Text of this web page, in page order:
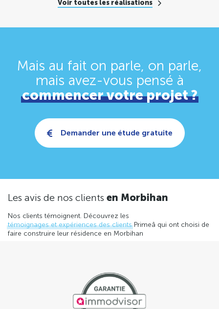
Voir toutes les réalisations
Mais au fait on parle, on parle,
mais avez-vous pensé à
commencer votre projet ?
Demander une étude gratuite
Les avis de nos clients en Morbihan
Nos clients témoignent. Découvrez les
témoignages et expériences des clientsPrimeâ qui ont choisi de
faire construire leur résidence en Morbihan